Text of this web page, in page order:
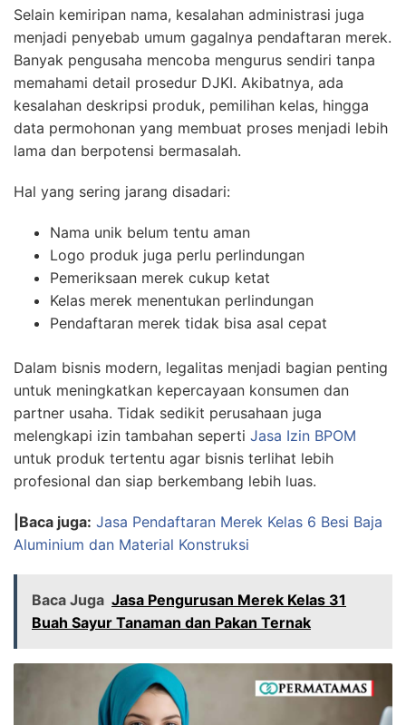
Selain kemiripan nama, kesalahan administrasi juga
menjadi penyebab umum gagalnya pendaftaran merek.
Banyak pengusaha mencoba mengurus sendiri tanpa
memahami detail prosedur DJKI. Akibatnya, ada
kesalahan deskripsi produk, pemilihan kelas, hingga
data permohonan yang membuat proses menjadi lebih
lama dan berpotensi bermasalah.
Hal yang sering jarang disadari:
Nama unik belum tentu aman
Logo produk juga perlu perlindungan
Pemeriksaan merek cukup ketat
Kelas merek menentukan perlindungan
Pendaftaran merek tidak bisa asal cepat
Dalam bisnis modern, legalitas menjadi bagian penting
untuk meningkatkan kepercayaan konsumen dan
partner usaha. Tidak sedikit perusahaan juga
melengkapi izin tambahan seperti Jasa Izin BPOM
untuk produk tertentu agar bisnis terlihat lebih
profesional dan siap berkembang lebih luas.
|Baca juga: Jasa Pendaftaran Merek Kelas 6 Besi Baja
Aluminium dan Material Konstruksi
Baca Juga Jasa Pengurusan Merek Kelas 31
Buah Sayur Tanaman dan Pakan Ternak